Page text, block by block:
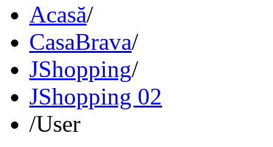
Acasă/
CasaBrava/
JShopping/
JShopping 02
/User